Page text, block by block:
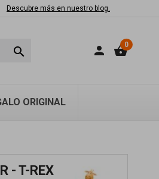
Descubre más en nuestro blog.
 person shopping_basket0
ORIGINAL
- T-REX